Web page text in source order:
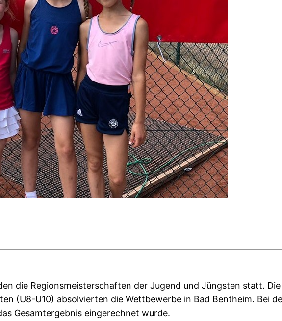
die Regionsmeisterschaften der Jugend und Jüngsten statt. Die
(U8-U10) absolvierten die Wettbewerbe in Bad Bentheim. Bei
Gesamtergebnis eingerechnet wurde.